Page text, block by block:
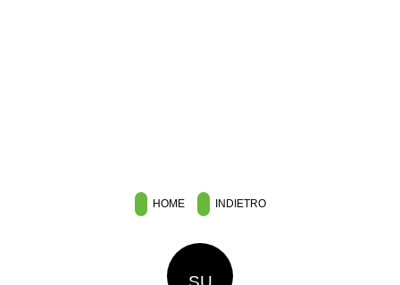
HOME INDIETRO